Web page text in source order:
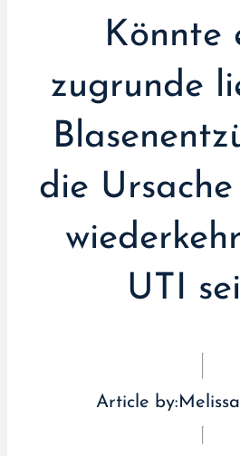
Könnte
zugrunde
die
UTI
Article by: